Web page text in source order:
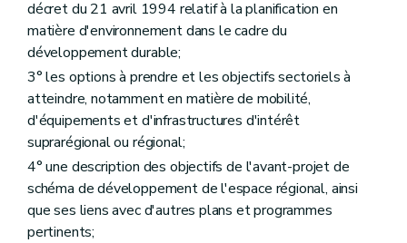
Art. 337
Art. 338
Art. 339
Art. 340
Art. 341
Art. 342
Art. 343
Art. 344 à 380
Chapitre XII (De la forme des décisions prises, en matière de permis d'urbanisme, de permis d'urbanisation et de modifications de permis d'urbanisation et de permis de lotir par le collège communal – AGW du 3 juin 2010, art. 1
Art. 381
Art. 382
Art. 383
Chapitre XIII (De la forme des décisions prises, en matière de permis d'urbanisme, de permis d'urbanisation et de modifications de permis d'urbanisation et de permis de lotir, en application de l'article
118
décret du 21 avril 1994 relatif à la planification en
matière d'environnement dans le cadre du
développement durable;
3° les options à prendre et les objectifs sectoriels à
atteindre, notamment en matière de mobilité,
d'équipements et d'infrastructures d'intérêt
suprarégional ou régional;
4° une description des objectifs de l'avant-projet de
schéma de développement de l'espace régional, ainsi
que ses liens avec d'autres plans et programmes
pertinents;